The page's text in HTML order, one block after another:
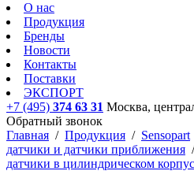
О нас
Продукция
Бренды
Новости
Контакты
Поставки
ЭКСПОРТ
+7 (495) 374 63 31 Москва,
Обратный звонок
Главная / Продукция / Sensopart
датчики и датчики приближения
датчики в цилиндрическом